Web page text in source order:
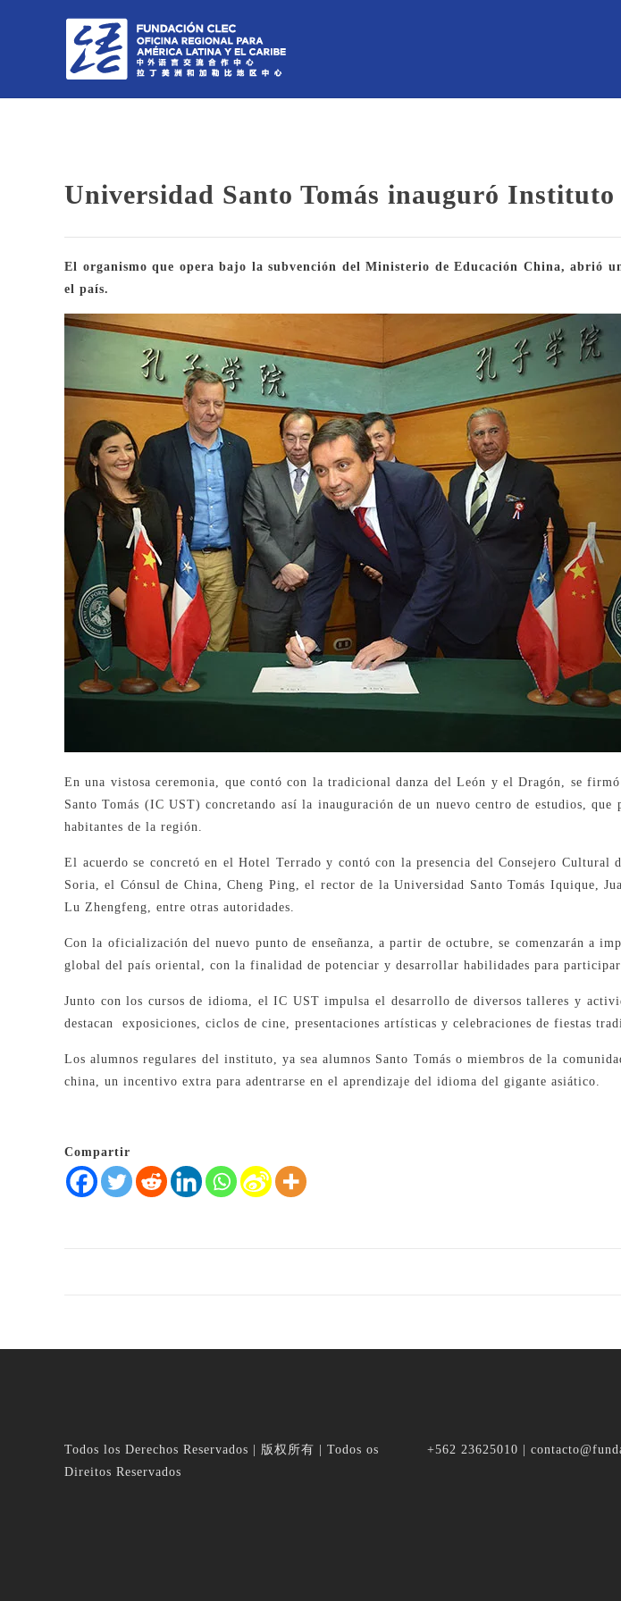
Universidad Santo Tomás inauguró
El organismo que opera bajo la subvención del Ministerio de Educación China,
el país.
En una vistosa ceremonia, que contó con la tradicional danza del León y el Dragón, se
Santo Tomás (IC UST) concretando así la inauguración de un nuevo centro de estudios,
habitantes de la región.
El acuerdo se concretó en el Hotel Terrado y contó con la presencia del Consejero
Soria, el Cónsul de China, Cheng Ping, el rector de la Universidad Santo Tomás Iquique,
Lu Zhengfeng, entre otras autoridades.
Con la oficialización del nuevo punto de enseñanza, a partir de octubre, se comenzarán a
global del país oriental, con la finalidad de potenciar y desarrollar habilidades para
Junto con los cursos de idioma, el IC UST impulsa el desarrollo de diversos talleres y
destacan exposiciones, ciclos de cine, presentaciones artísticas y celebraciones de fiestas
Los alumnos regulares del instituto, ya sea alumnos Santo Tomás o miembros de la
china, un incentivo extra para adentrarse en el aprendizaje del idioma del gigante asiático.
Compartir
Todos los Derechos Reservados | 版权所有 | Todos os
Direitos Reservados
+562 23625010 |